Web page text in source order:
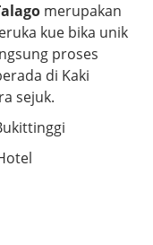
merupakan
kue bika unik
proses
di Kaki
sejuk.